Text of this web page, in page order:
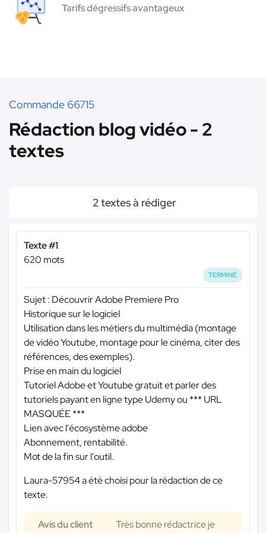
Tarifs dégressifs avantageux
Commande 66715
Rédaction blog vidéo - 2
textes
2 textes à rédiger
Texte #1
620 mots
TERMINÉ
Sujet : Découvrir Adobe Premiere Pro
Historique sur le logiciel
Utilisation dans les métiers du multimédia (montage
de vidéo Youtube, montage pour le cinéma, citer des
références, des exemples).
Prise en main du logiciel
Tutoriel Adobe et Youtube gratuit et parler des
tutoriels payant en ligne type Udemy ou *** URL
MASQUÉE ***
Lien avec l'écosystème adobe
Abonnement, rentabilité.
Mot de la fin sur l'outil.
Laura-57954 a été choisi pour la rédaction de ce
texte.
Avis du client
Très bonne rédactrice je